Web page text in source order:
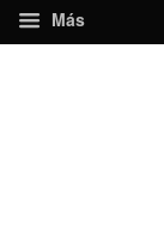
Más